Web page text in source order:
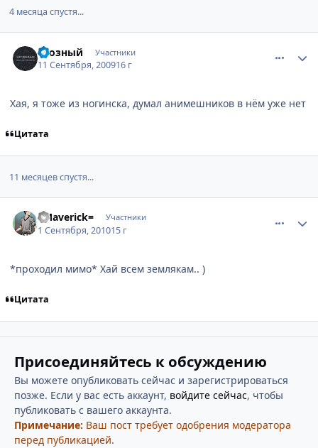
4 месяца спустя...
Грозный Участники
11 Сентября, 200916 г
Хая, я тоже из ногинска, думал анимешников в нём уже нет
Цитата
11 месяцев спустя...
=Maverick= Участники
1 Сентября, 201015 г
*проходил мимо* Хай всем землякам.. )
Цитата
Присоединяйтесь к обсуждению
Вы можете опубликовать сейчас и зарегистрироваться
позже. Если у вас есть аккаунт, войдите сейчас, чтобы
публиковать с вашего аккаунта.
Примечание: Ваш пост требует одобрения модератора
перед публикацией.